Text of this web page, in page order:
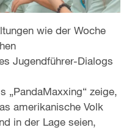
wie der Woche
Jugendführer-Dialogs
„PandaMaxxing“ zeige,
amerikanische Volk
in der Lage seien,